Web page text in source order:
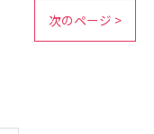
次のページ >